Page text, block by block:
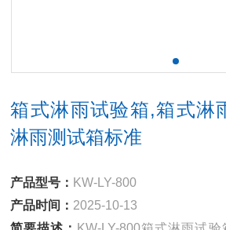
箱式淋雨试验箱,箱式淋
淋雨测试箱标准
产品型号： KW-LY-800
产品时间： 2025-10-13